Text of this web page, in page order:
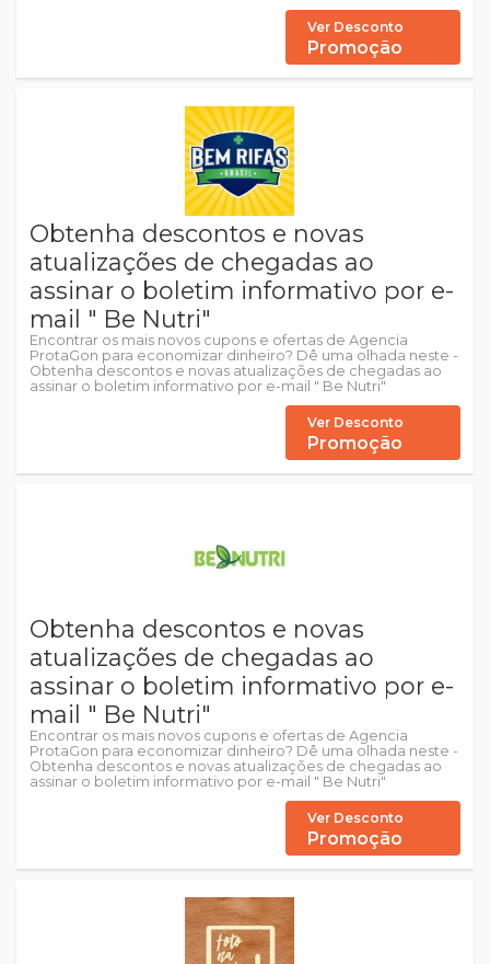
Ver Desconto
Promoção
Obtenha descontos e novas
atualizações de chegadas ao
assinar o boletim informativo por e-
mail " Be Nutri"
Encontrar os mais novos cupons e ofertas de Agencia
ProtaGon para economizar dinheiro? Dê uma olhada neste -
Obtenha descontos e novas atualizações de chegadas ao
assinar o boletim informativo por e-mail " Be Nutri"
Ver Desconto
Promoção
Obtenha descontos e novas
atualizações de chegadas ao
assinar o boletim informativo por e-
mail " Be Nutri"
Encontrar os mais novos cupons e ofertas de Agencia
ProtaGon para economizar dinheiro? Dê uma olhada neste -
Obtenha descontos e novas atualizações de chegadas ao
assinar o boletim informativo por e-mail " Be Nutri"
Ver Desconto
Promoção